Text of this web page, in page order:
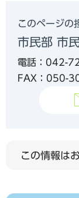
このページの
市民部 市
電話：042-
FAX：050-
この情報は